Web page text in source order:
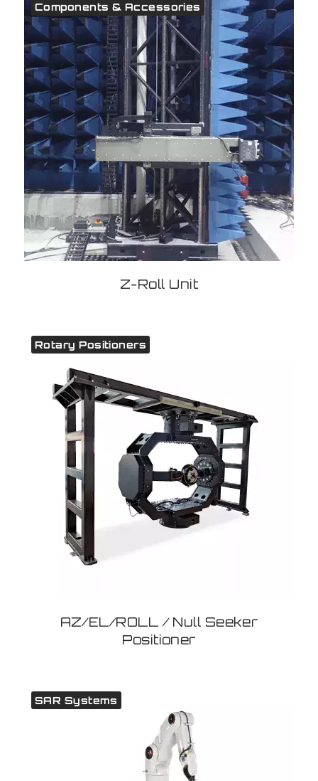
Components & Accessories
Z-Roll Unit
Rotary Positioners
AZ/EL/ROLL / Null Seeker
Positioner
SAR Systems